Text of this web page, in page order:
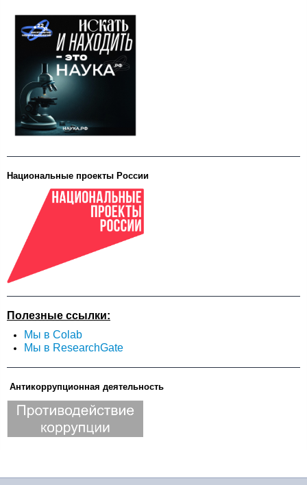
Национальные проекты России
Полезные ссылки:
Мы в Colab
Мы в ResearchGate
Антикоррупционная деятельность